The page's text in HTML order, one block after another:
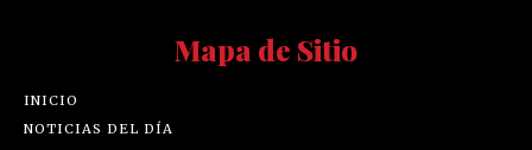
Mapa de Sitio
INICIO
NOTICIAS DEL DÍA